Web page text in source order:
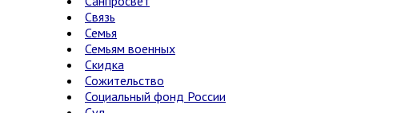
Связь
Семья
Семьям военных
Скидка
Сожительство
Социальный фонд России